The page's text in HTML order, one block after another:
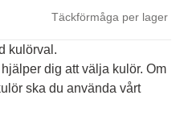
Täckförmåga per lager
kulörval.
dig att välja kulör. Om
ska du använda vårt